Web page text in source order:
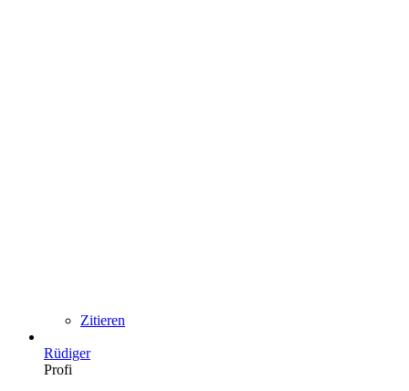
Zitieren
Rüdiger
Profi